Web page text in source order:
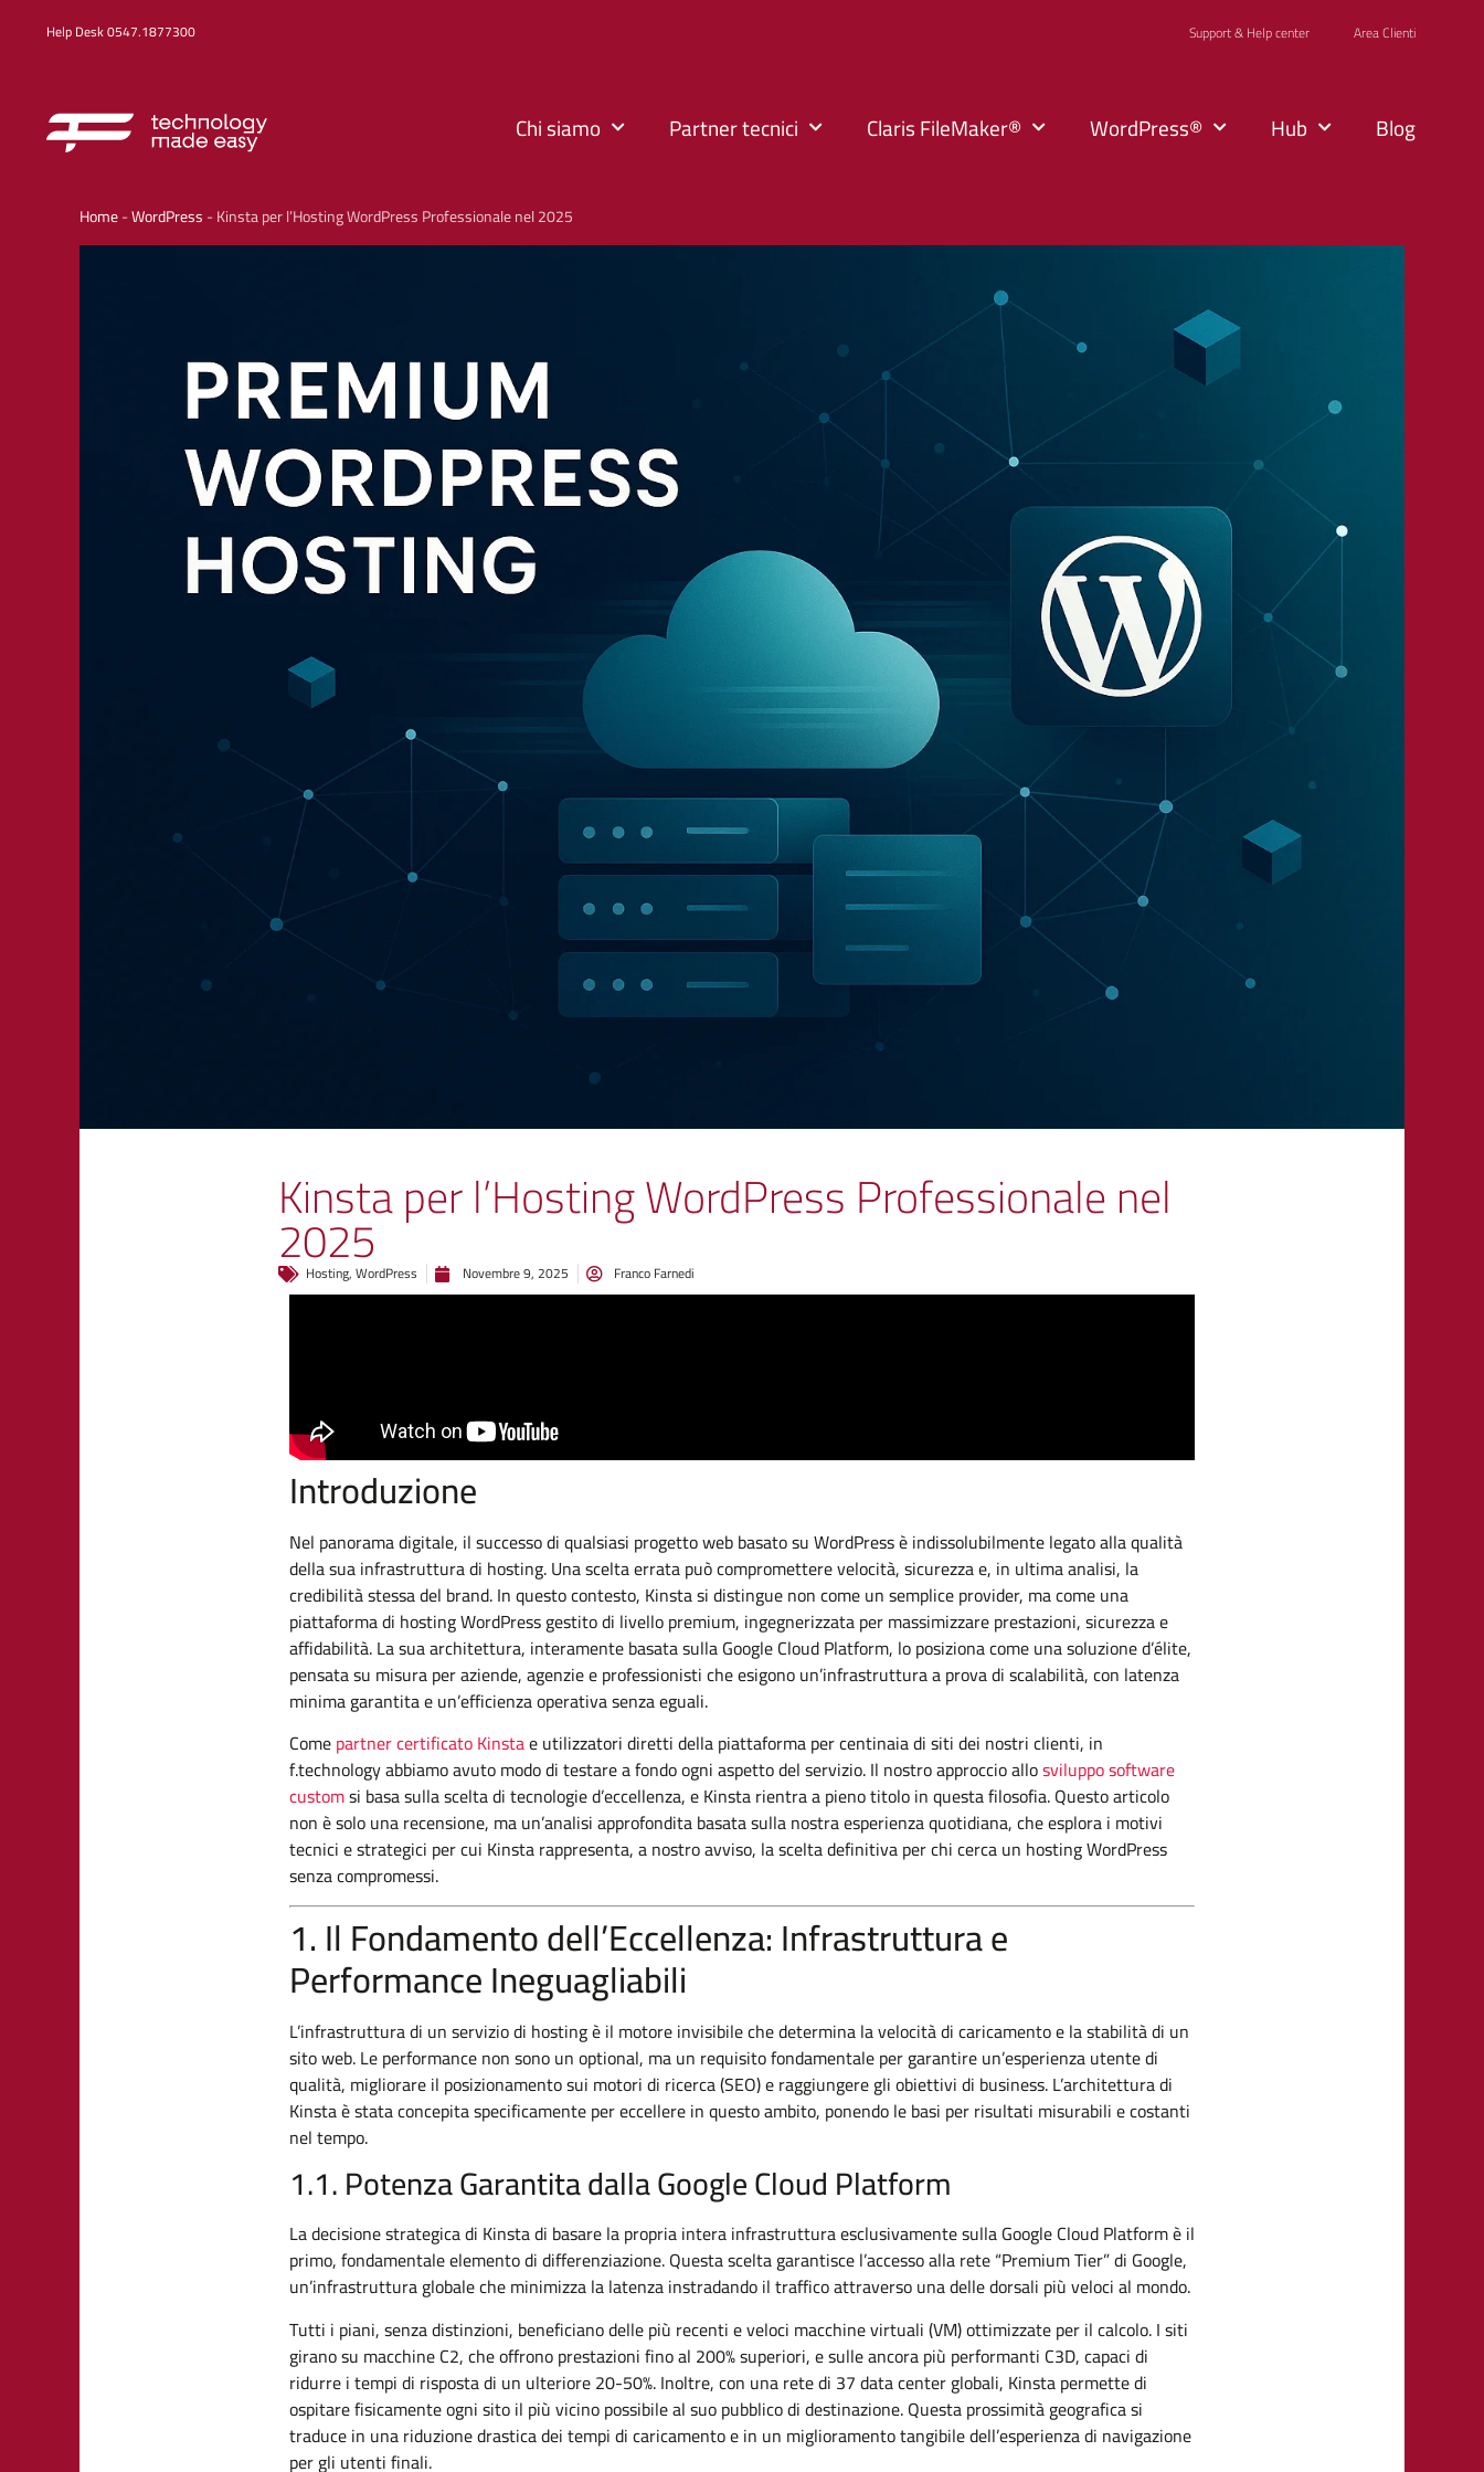
Help Desk 0547.1877300 Support & Help center Area Clienti
Chi siamo Partner tecnici Claris FileMaker® WordPress® Hub Blog
Home-WordPress-Kinsta per l’Hosting WordPress Professionale nel 2025
Kinsta per l’Hosting WordPress Professionale nel
2025
Hosting,WordPress Novembre 9, 2025 Franco Farnedi
Introduzione
Nel panorama digitale, il successo di qualsiasi progetto web basato su WordPress è indissolubilmente legato alla qualità
della sua infrastruttura di hosting. Una scelta errata può compromettere velocità, sicurezza e, in ultima analisi, la
credibilità stessa del brand. In questo contesto, Kinsta si distingue non come un semplice provider, ma come una
piattaforma di hosting WordPress gestito di livello premium, ingegnerizzata per massimizzare prestazioni, sicurezza e
affidabilità. La sua architettura, interamente basata sulla Google Cloud Platform, lo posiziona come una soluzione d’élite,
pensata su misura per aziende, agenzie e professionisti che esigono un’infrastruttura a prova di scalabilità, con latenza
minima garantita e un’efficienza operativa senza eguali.
Comepartner certificato Kinstae utilizzatori diretti della piattaforma per centinaia di siti dei nostri clienti, in
f.technology abbiamo avuto modo di testare a fondo ogni aspetto del servizio. Il nostro approccio allosviluppo software
customsi basa sulla scelta di tecnologie d’eccellenza, e Kinsta rientra a pieno titolo in questa filosofia. Questo articolo
non è solo una recensione, ma un’analisi approfondita basata sulla nostra esperienza quotidiana, che esplora i motivi
tecnici e strategici per cui Kinsta rappresenta, a nostro avviso, la scelta definitiva per chi cerca un hosting WordPress
senza compromessi.
1. Il Fondamento dell’Eccellenza: Infrastruttura e
Performance Ineguagliabili
L’infrastruttura di un servizio di hosting è il motore invisibile che determina la velocità di caricamento e la stabilità di un
sito web. Le performance non sono un optional, ma un requisito fondamentale per garantire un’esperienza utente di
qualità, migliorare il posizionamento sui motori di ricerca (SEO) e raggiungere gli obiettivi di business. L’architettura di
Kinsta è stata concepita specificamente per eccellere in questo ambito, ponendo le basi per risultati misurabili e costanti
nel tempo.
1.1. Potenza Garantita dalla Google Cloud Platform
La decisione strategica di Kinsta di basare la propria intera infrastruttura esclusivamente sulla Google Cloud Platform è il
primo, fondamentale elemento di differenziazione. Questa scelta garantisce l’accesso alla rete “Premium Tier” di Google,
un’infrastruttura globale che minimizza la latenza instradando il traffico attraverso una delle dorsali più veloci al mondo.
Tutti i piani, senza distinzioni, beneficiano delle più recenti e veloci macchine virtuali (VM) ottimizzate per il calcolo. I siti
girano su macchine C2, che offrono prestazioni fino al 200% superiori, e sulle ancora più performanti C3D, capaci di
ridurre i tempi di risposta di un ulteriore 20-50%. Inoltre, con una rete di 37 data center globali, Kinsta permette di
ospitare fisicamente ogni sito il più vicino possibile al suo pubblico di destinazione. Questa prossimità geografica si
traduce in una riduzione drastica dei tempi di caricamento e in un miglioramento tangibile dell’esperienza di navigazione
per gli utenti finali.